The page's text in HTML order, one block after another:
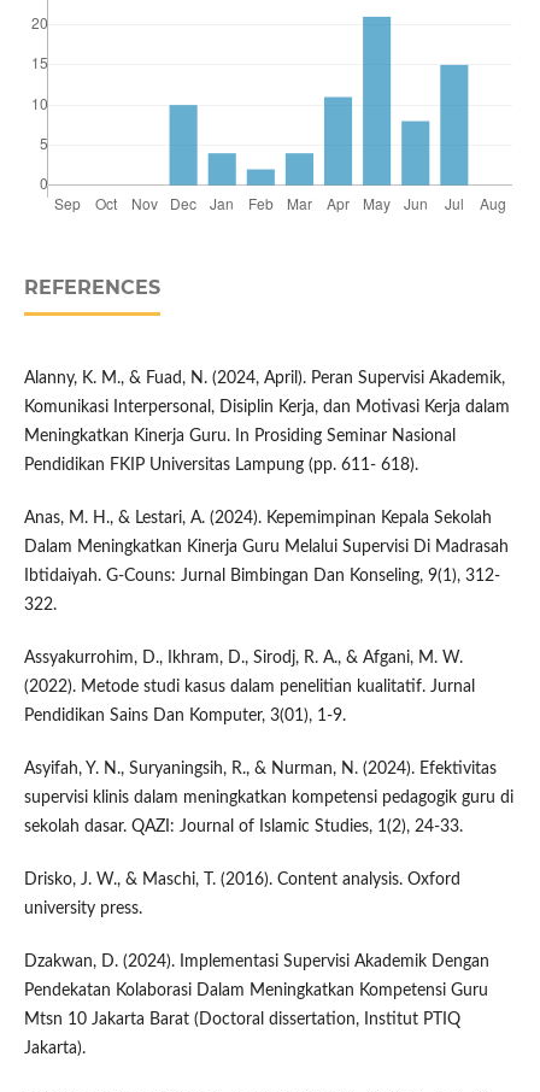
REFERENCES
Alanny, K. M., & Fuad, N. (2024, April). Peran Supervisi Akademik,
Komunikasi Interpersonal, Disiplin Kerja, dan Motivasi Kerja dalam
Meningkatkan Kinerja Guru. In Prosiding Seminar Nasional
Pendidikan FKIP Universitas Lampung (pp. 611- 618).
Anas, M. H., & Lestari, A. (2024). Kepemimpinan Kepala Sekolah
Dalam Meningkatkan Kinerja Guru Melalui Supervisi Di Madrasah
Ibtidaiyah. G-Couns: Jurnal Bimbingan Dan Konseling, 9(1), 312-
322.
Assyakurrohim, D., Ikhram, D., Sirodj, R. A., & Afgani, M. W.
(2022). Metode studi kasus dalam penelitian kualitatif. Jurnal
Pendidikan Sains Dan Komputer, 3(01), 1-9.
Asyifah, Y. N., Suryaningsih, R., & Nurman, N. (2024). Efektivitas
supervisi klinis dalam meningkatkan kompetensi pedagogik guru di
sekolah dasar. QAZI: Journal of Islamic Studies, 1(2), 24-33.
Drisko, J. W., & Maschi, T. (2016). Content analysis. Oxford
university press.
Dzakwan, D. (2024). Implementasi Supervisi Akademik Dengan
Pendekatan Kolaborasi Dalam Meningkatkan Kompetensi Guru
Mtsn 10 Jakarta Barat (Doctoral dissertation, Institut PTIQ
Jakarta).